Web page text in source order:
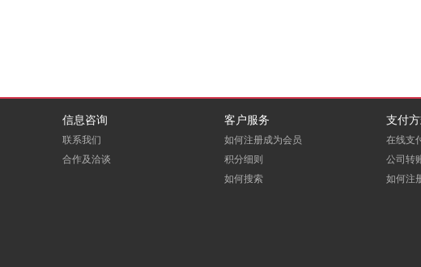
信息咨询
联系我们
合作及洽谈
客户服务
如何注册成为会员
积分细则
如何搜索
支付
在线支
公司转
如何注